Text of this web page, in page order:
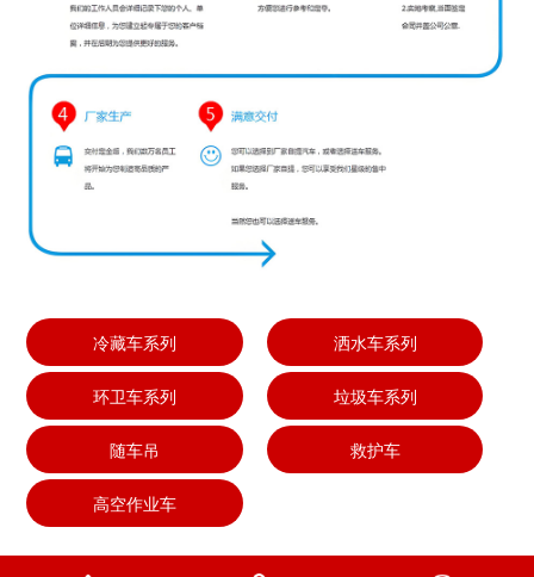
冷藏车系列 洒水车系列
环卫车系列 垃圾车系列
随车吊 救护车
高空作业车